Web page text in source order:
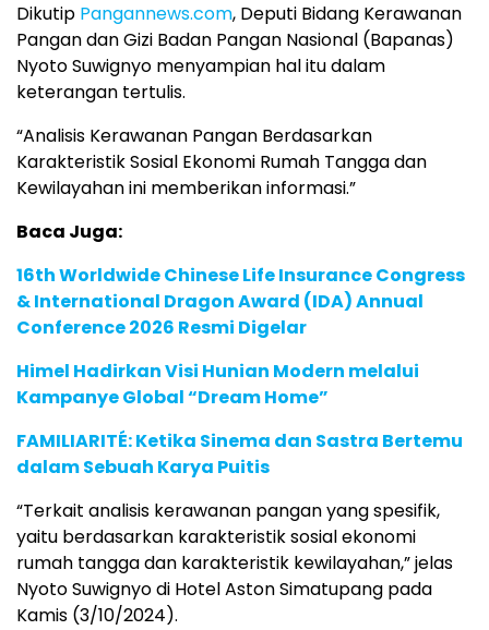
Dikutip Pangannews.com, Deputi Bidang Kerawanan
Pangan dan Gizi Badan Pangan Nasional (Bapanas)
Nyoto Suwignyo menyampian hal itu dalam
keterangan tertulis.
“Analisis Kerawanan Pangan Berdasarkan
Karakteristik Sosial Ekonomi Rumah Tangga dan
Kewilayahan ini memberikan informasi.”
Baca Juga:
16th Worldwide Chinese Life Insurance Congress
& International Dragon Award (IDA) Annual
Conference 2026 Resmi Digelar
Himel Hadirkan Visi Hunian Modern melalui
Kampanye Global “Dream Home”
FAMILIARITÉ: Ketika Sinema dan Sastra Bertemu
dalam Sebuah Karya Puitis
“Terkait analisis kerawanan pangan yang spesifik,
yaitu berdasarkan karakteristik sosial ekonomi
rumah tangga dan karakteristik kewilayahan,” jelas
Nyoto Suwignyo di Hotel Aston Simatupang pada
Kamis (3/10/2024).